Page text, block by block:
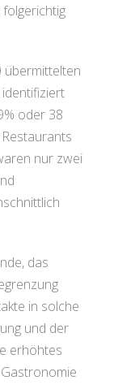
übermittelten
oder 38
nur zwei
das
in solche
und der
erhöhtes